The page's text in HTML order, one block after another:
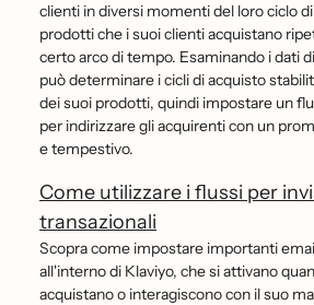
clienti in diversi momenti del loro ciclo
prodotti che i suoi clienti acquistano
certo arco di tempo. Esaminando i dati
può determinare i cicli di acquisto
dei suoi prodotti, quindi impostare un
per indirizzare gli acquirenti con un
e tempestivo.
Come utilizzare i flussi per
transazionali
Scopra come impostare importanti
all'interno di Klaviyo, che si attivano
acquistano o interagiscono con il suo